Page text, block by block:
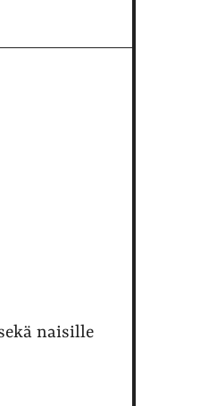
naisille